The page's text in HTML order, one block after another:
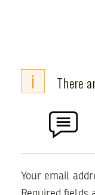
i There
Your email